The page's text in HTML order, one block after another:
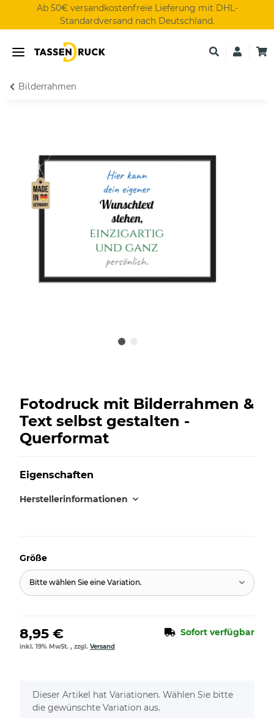
Ab 50€ versandkostenfreie Lieferung mit DHL-
Standardversand nach Deutschland.
Bilderrahmen
Fotodruck mit Bilderrahmen &
Text selbst gestalten -
Querformat
Eigenschaften
Herstellerinformationen
Größe
Bitte wählen Sie eine Variation.
8,95 € Sofort verfügbar
inkl. 19% MwSt. , zzgl. Versand
x
Dieser Artikel hat Variationen. Wählen Sie bitte
die gewünschte Variation aus.